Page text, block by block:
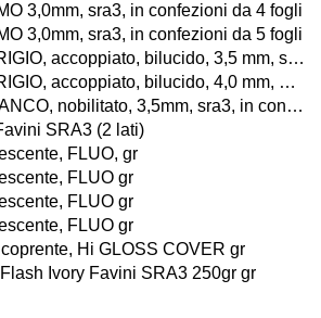
3,0mm, sra3, in confezioni da 4 fogli
3,0mm, sra3, in confezioni da 5 fogli
2200 gr Cartone GRIGIO, accoppiato, bilucido, 3,5 mm, sra3, in confezioni da 7 fogli
2500 gr Cartone GRIGIO, accoppiato, bilucido, 4,0 mm, SRA3, in confezioni da 5 fogli
2700 gr Cartone BIANCO, nobilitato, 3,5mm, sra3, in confezioni da 6 fogli
SRA3 (2 lati)
FLUO, gr
FLUO gr
FLUO gr
FLUO gr
Hi GLOSS COVER gr
Ivory Favini SRA3 250gr gr